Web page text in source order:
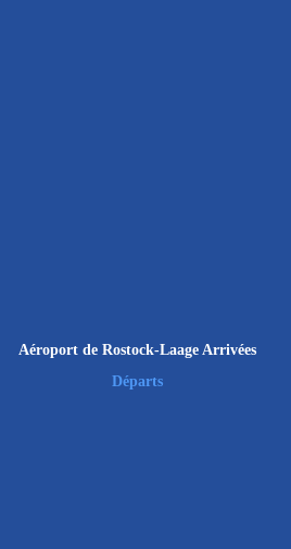
Aéroport de Rostock-Laage Arrivées
Départs